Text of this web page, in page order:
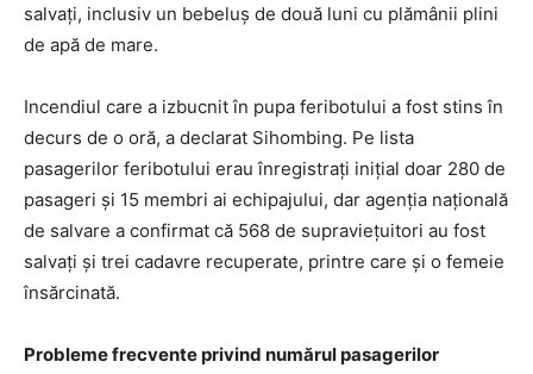
salvaţi, inclusiv un bebeluş de două luni cu plămânii plini
de apă de mare.
Incendiul care a izbucnit în pupa feribotului a fost stins în
decurs de o oră, a declarat Sihombing. Pe lista
pasagerilor feribotului erau înregistraţi iniţial doar 280 de
pasageri şi 15 membri ai echipajului, dar agenţia naţională
de salvare a confirmat că 568 de supravieţuitori au fost
salvaţi şi trei cadavre recuperate, printre care şi o femeie
însărcinată.
Probleme frecvente privind numărul pasagerilor